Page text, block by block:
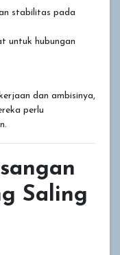
stabilitas pada
untuk hubungan
dan ambisinya,
perlu
Saling